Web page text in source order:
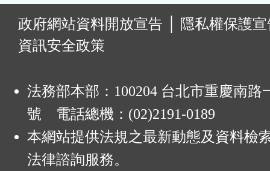
政府網站資料開放宣告
隱私權保護
資訊安全政策
法務部本部：100204 台北市重慶南路
號 電話總機：(02)2191-0189
本網站提供法規之最新動態及資料檢
法律諮詢服務。